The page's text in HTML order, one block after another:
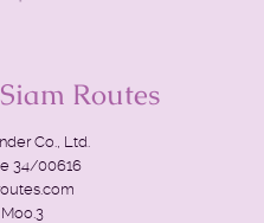
Routes
Co., Ltd.
34/00616